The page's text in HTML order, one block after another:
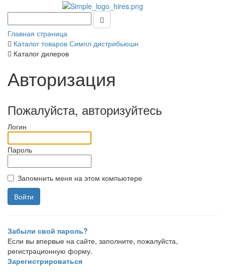
Главная страница
Каталог товаров Симпл дистрибьюшн
Каталог дилеров
Авторизация
Пожалуйста, авторизуйтесь
Логин
Пароль
Запомнить меня на этом компьютере
Забыли свой пароль?
Если вы впервые на сайте, заполните, пожалуйста,
регистрационную форму.
Зарегистрироваться